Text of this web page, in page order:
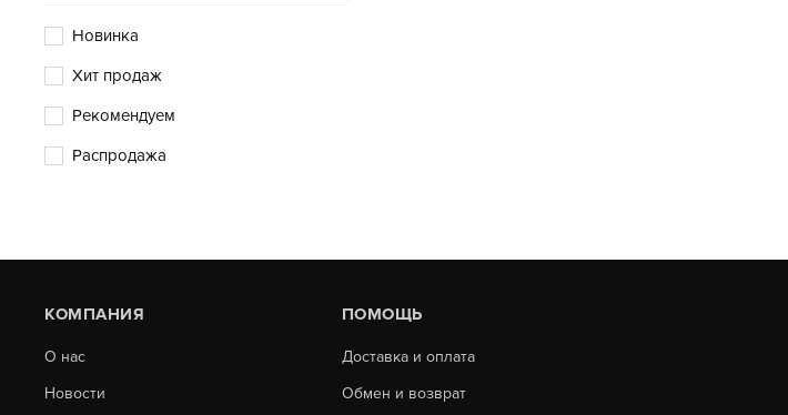
Новинка
Хит продаж
Рекомендуем
Распродажа
КОМПАНИЯ
О нас
Новости
ПОМОЩЬ
Доставка и оплата
Обмен и возврат